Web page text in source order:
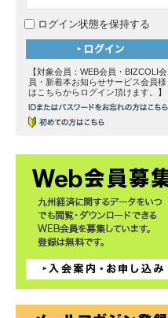
ログイン状態を保持する
【対象会員：WEB会員・BIZCOLI会
員・新着本お知らせサービス会員様
はこちらからログイン頂けます。】